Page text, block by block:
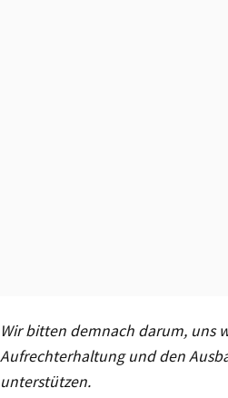
Wir bitten demnach darum, uns
Aufrechterhaltung und den
unterstützen.